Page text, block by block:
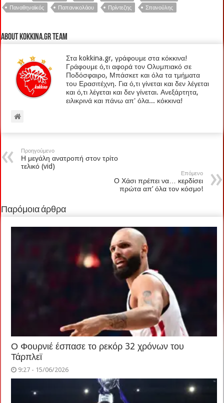
Παναθηναϊκός
Παπανικολάου Πρίντεζης Σπανούλης
About kokkina.gr TEAM
Στα kokkina.gr, γράφουμε στα κόκκινα!
Γράφουμε ό,τι αφορά τον Ολυμπιακό σε
Ποδόσφαιρο, Μπάσκετ και όλα τα τμήματα
του Ερασιτέχνη. Για ό,τι γίνεται και δεν λέγεται
και ό,τι λέγεται και δεν γίνεται. Ανεξάρτητα,
ειλικρινά και πάνω απ' όλα... κόκκινα!
Προηγούμενο
Η μεγάλη ανατροπή στον τρίτο
τελικό (vid)
Επόμενο
Ο Χάσι πρέπει να… κερδίσει
πρώτα απ’ όλα τον κόσμο!
Παρόμοια άρθρα
Ο Φουρνιέ έσπασε το ρεκόρ 32 χρόνων του
Τάρπλεϊ
9:27 - 15/06/2026